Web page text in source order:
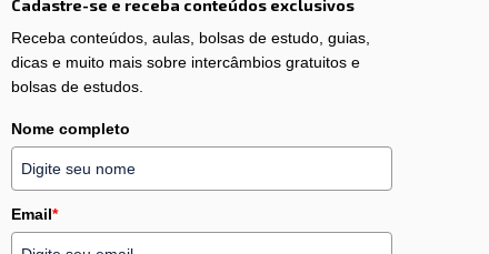
Cadastre-se e receba conteúdos exclusivos
Receba conteúdos, aulas, bolsas de estudo, guias,
dicas e muito mais sobre intercâmbios gratuitos e
bolsas de estudos.
Nome completo
Email*